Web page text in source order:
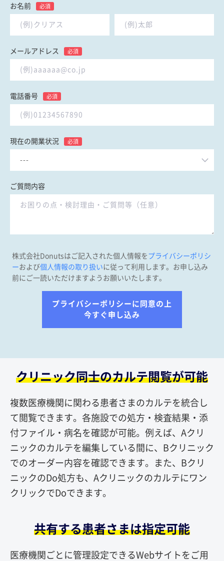
クリニック同士のカルテ閲覧が可能
複数医療機関に関わる患者さまのカルテを統合し
て閲覧できます。各施設での処方・検査結果・添
付ファイル・病名を確認が可能。例えば、Aクリ
ニックのカルテを編集している間に、Bクリニック
でのオーダー内容を確認できます。また、Bクリ
ニックのDo処方も、Aクリニックのカルテにワン
クリックでDoできます。
共有する患者さまは指定可能
医療機関ごとに管理設定できるWebサイトをご用
お名前 必須
メールアドレス 必須
電話番号 必須
現在の開業状況 必須
ご質問内容
株式会社Donutsはご記入された個人情報を プライバシーポリシ
ーおよび個人情報の取り扱いに従って利用します。お申し込み
前にご一読いただけますようお願いいたします。